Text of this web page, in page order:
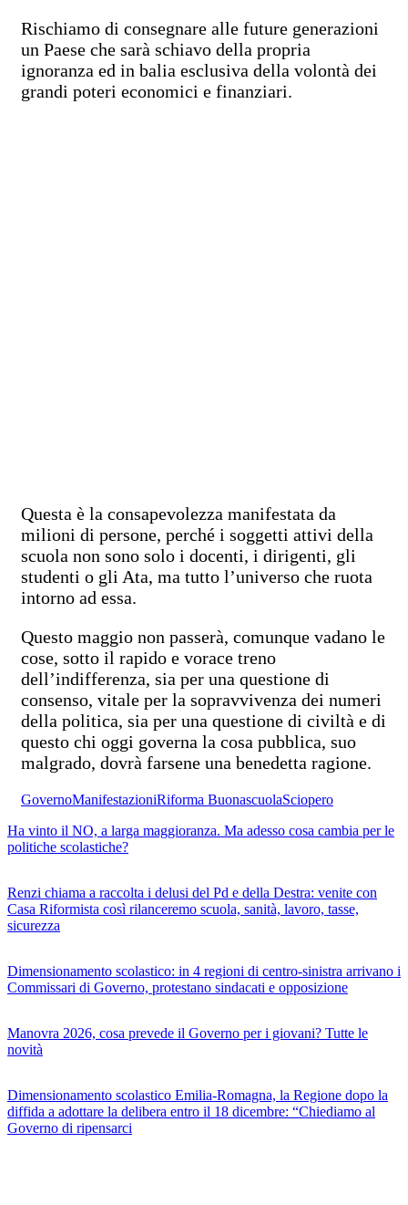
Rischiamo di consegnare alle future generazioni
un Paese che sarà schiavo della propria
ignoranza ed in balia esclusiva della volontà dei
grandi poteri economici e finanziari.
Questa è la consapevolezza manifestata da
milioni di persone, perché i soggetti attivi della
scuola non sono solo i docenti, i dirigenti, gli
studenti o gli Ata, ma tutto l’universo che ruota
intorno ad essa.
Questo maggio non passerà, comunque vadano le
cose, sotto il rapido e vorace treno
dell’indifferenza, sia per una questione di
consenso, vitale per la sopravvivenza dei numeri
della politica, sia per una questione di civiltà e di
questo chi oggi governa la cosa pubblica, suo
malgrado, dovrà farsene una benedetta ragione.
GovernoManifestazioniRiforma BuonascuolaSciopero
Ha vinto il NO, a larga maggioranza. Ma adesso cosa cambia per le
politiche scolastiche?
Renzi chiama a raccolta i delusi del Pd e della Destra: venite con
Casa Riformista così rilanceremo scuola, sanità, lavoro, tasse,
sicurezza
Dimensionamento scolastico: in 4 regioni di centro-sinistra arrivano i
Commissari di Governo, protestano sindacati e opposizione
Manovra 2026, cosa prevede il Governo per i giovani? Tutte le
novità
Dimensionamento scolastico Emilia-Romagna, la Regione dopo la
diffida a adottare la delibera entro il 18 dicembre: “Chiediamo al
Governo di ripensarci